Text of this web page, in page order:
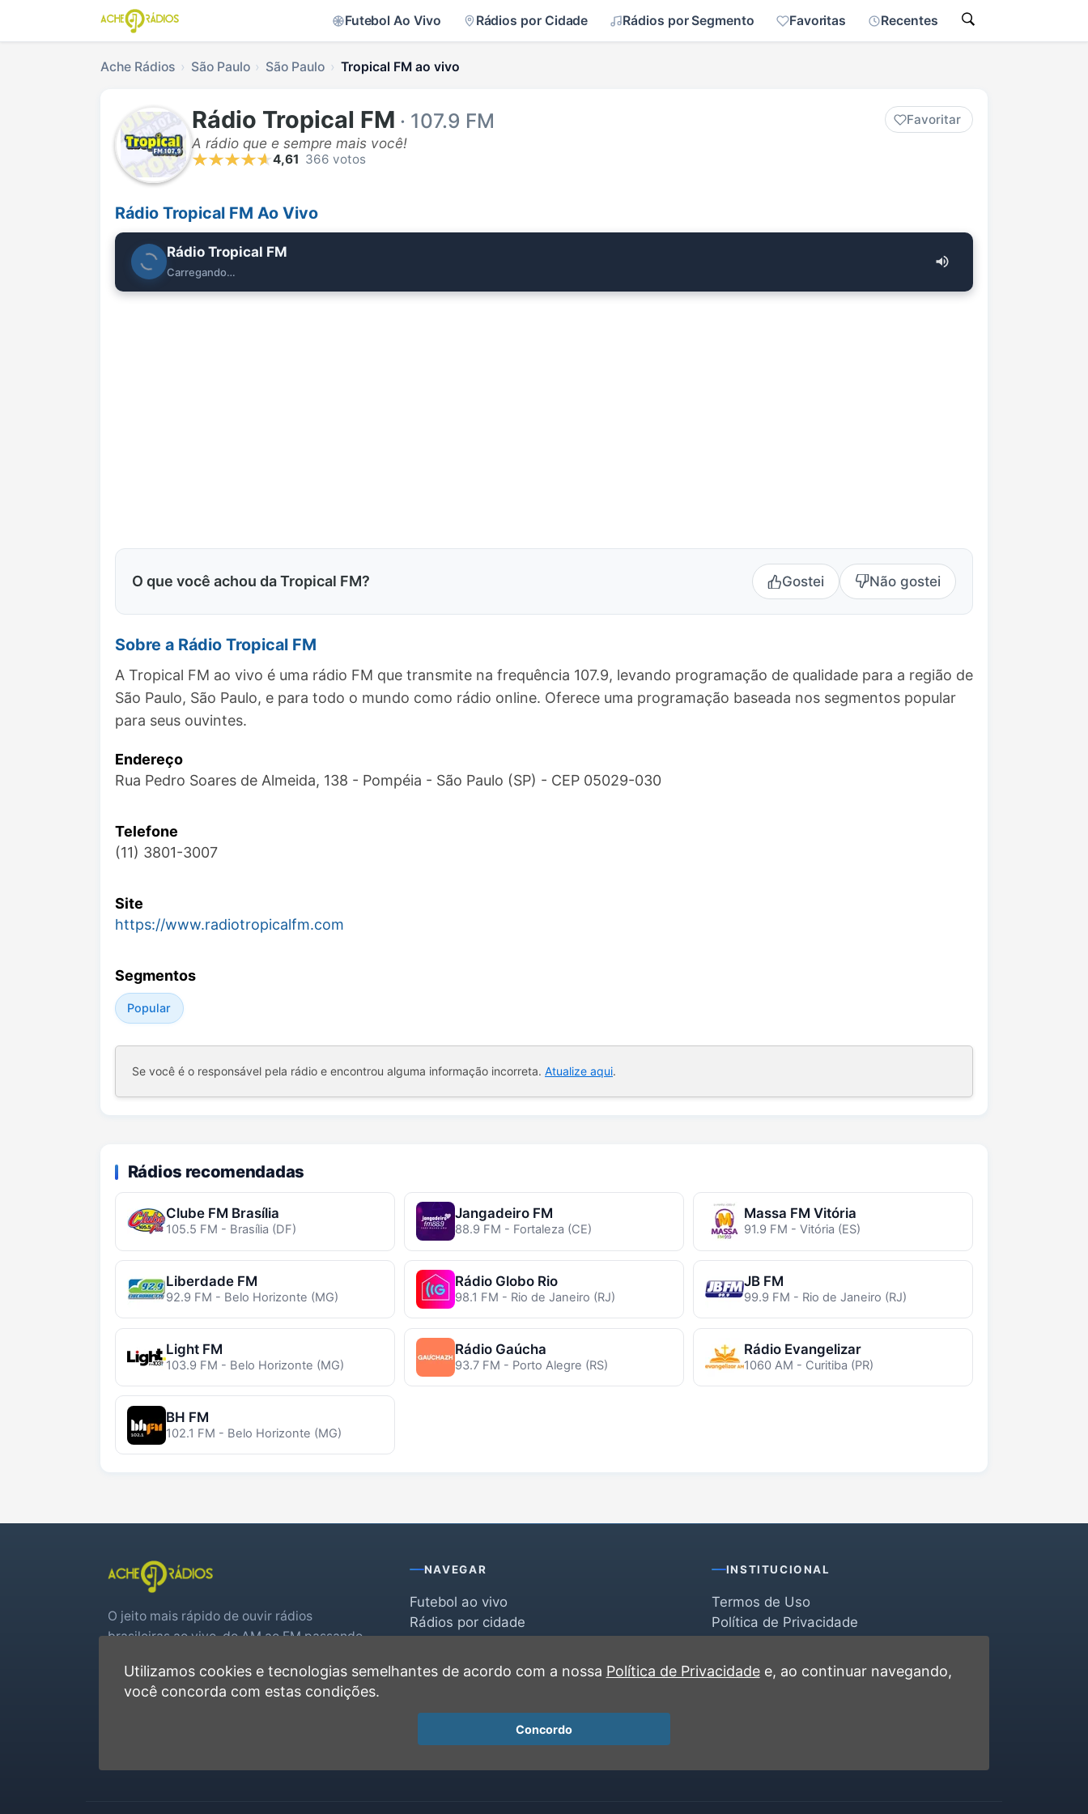
Futebol Ao Vivo Rádios por Cidade Rádios por Segmento Favoritas Recentes
Ache Rádios São Paulo São Paulo Tropical FM ao vivo
Rádio Tropical FM · 107.9 FM
A rádio que e sempre mais você!
Favoritar
4,61 366 votos
Rádio Tropical FM Ao Vivo
Rádio Tropical FM
Carregando…
O que você achou da Tropical FM? Gostei Não gostei
Sobre a Rádio Tropical FM
A Tropical FM ao vivo é uma rádio FM que transmite na frequência 107.9, levando programação de qualidade para a região de
São Paulo, São Paulo, e para todo o mundo como rádio online. Oferece uma programação baseada nos segmentos popular
para seus ouvintes.
Endereço
Rua Pedro Soares de Almeida, 138 - Pompéia - São Paulo (SP) - CEP 05029-030
Telefone
(11) 3801-3007
Site
https://www.radiotropicalfm.com
Segmentos
Popular
Se você é o responsável pela rádio e encontrou alguma informação incorreta. Atualize aqui.
Rádios recomendadas
Clube FM Brasília
105.5 FM - Brasília (DF)
Jangadeiro FM
88.9 FM - Fortaleza (CE)
Massa FM Vitória
91.9 FM - Vitória (ES)
Liberdade FM
92.9 FM - Belo Horizonte (MG)
Rádio Globo Rio
98.1 FM - Rio de Janeiro (RJ)
JB FM
99.9 FM - Rio de Janeiro (RJ)
Light FM
103.9 FM - Belo Horizonte (MG)
Rádio Gaúcha
93.7 FM - Porto Alegre (RS)
Rádio Evangelizar
1060 AM - Curitiba (PR)
BH FM
102.1 FM - Belo Horizonte (MG)
O jeito mais rápido de ouvir rádios
brasileiras ao vivo, do AM ao FM passando
real.
NAVEGAR
Futebol ao vivo
Rádios por cidade
Favoritas
INSTITUCIONAL
Termos de Uso
Política de Privacidade
Contato
Utilizamos cookies e tecnologias semelhantes de acordo com a nossa Política de Privacidadee, ao continuar navegando,
você concorda com estas condições.
Concordo